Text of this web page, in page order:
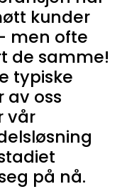
kunder
men ofte
de samme!
typiske
av oss
vår
på nå.